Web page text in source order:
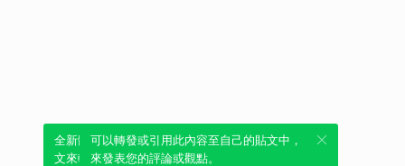
全新體驗！一鍵引用此內容，透過發布貼
文來輕鬆表達個人立場。
可以轉發或引用此內容至自己的貼文中，
來發表您的評論或觀點。